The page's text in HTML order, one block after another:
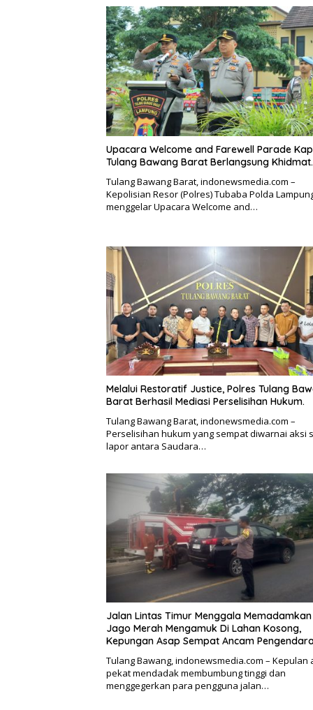
Upacara Welcome and Farewell Parade
Tulang Bawang Barat Berlangsung Khidmat.
Tulang Bawang Barat, indonewsmedia.com –
Kepolisian Resor (Polres) Tubaba Polda
menggelar Upacara Welcome and…
Melalui Restoratif Justice, Polres Tulang
Barat Berhasil Mediasi Perselisihan Hukum.
Tulang Bawang Barat, indonewsmedia.com –
Perselisihan hukum yang sempat diwarnai aksi
lapor antara Saudara…
Jalan Lintas Timur Menggala Memadamkan
Jago Merah Mengamuk Di Lahan Kosong,
Kepungan Asap Sempat Ancam
Tulang Bawang, indonewsmedia.com – Kepulan
pekat mendadak membumbung tinggi dan
menggegerkan para pengguna jalan…